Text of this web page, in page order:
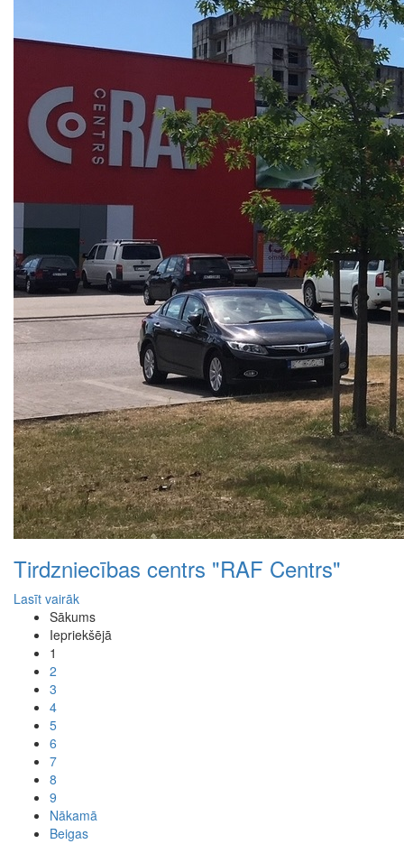
Tirdzniecības centrs "RAF Centrs"
Lasīt vairāk
Sākums
Iepriekšējā
1
2
3
4
5
6
7
8
9
Nākamā
Beigas